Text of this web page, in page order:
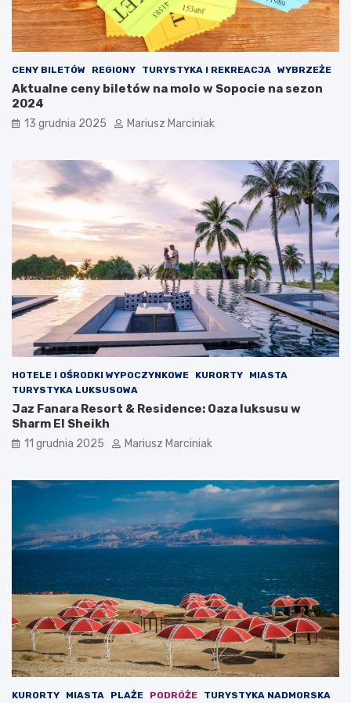
r
z
e
i
w
z
ł
o
m
ż
y
?
CENY BILETÓW REGIONY TURYSTYKA I REKREACJA WYBRZEŻE
Aktualne ceny biletów na molo w Sopocie na sezon
2024
13 grudnia 2025 Mariusz Marciniak
HOTELE I OŚRODKI WYPOCZYNKOWE KURORTY
MIASTA
TURYSTYKA LUKSUSOWA
Jaz Fanara Resort & Residence: Oaza luksusu w
Sharm El Sheikh
11 grudnia 2025 Mariusz Marciniak
KURORTY MIASTA PLAŻE PODRÓŻE TURYSTYKA NADMORSKA